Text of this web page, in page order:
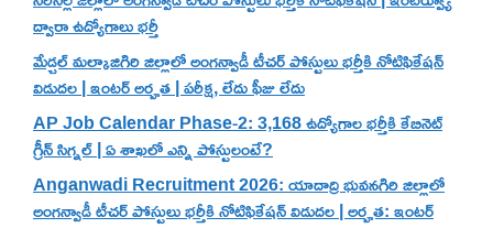
ద్వారా ఉద్యోగాలు భర్తీ
మేడ్చల్ మల్కాజిగిరి జిల్లాలో అంగన్వాడీ టీచర్ పోస్టులు భర్తీకి నోటిఫికేషన్
విడుదల | ఇంటర్ అర్హత | పరీక్ష, లేదు ఫీజు లేదు
AP Job Calendar Phase-2: 3,168 ఉద్యోగాల భర్తీకి కేబినెట్
గ్రీన్ సిగ్నల్ | ఏ శాఖలో ఎన్ని పోస్టులంటే?
Anganwadi Recruitment 2026: యాదాద్రి భువనగిరి జిల్లాలో
అంగన్వాడీ టీచర్ పోస్టులు భర్తీకి నోటిఫికేషన్ విడుదల | అర్హత: ఇంటర్